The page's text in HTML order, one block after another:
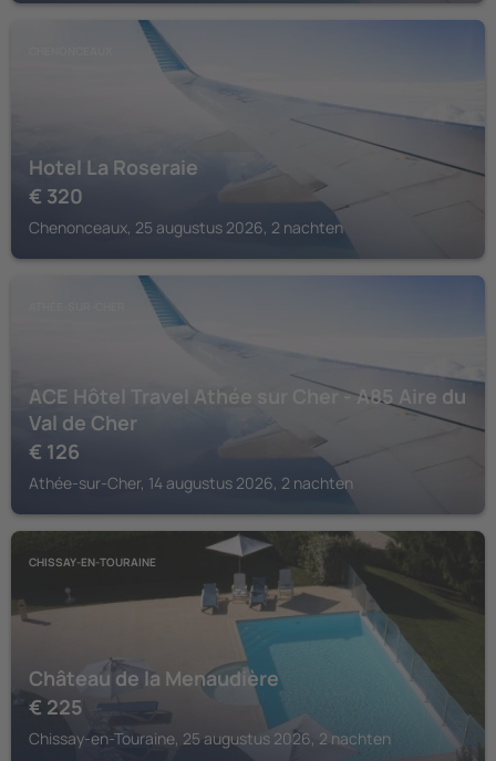
Hotel La Roseraie
€ 320
Chenonceaux, 25 augustus 2026, 2 nachten
ACE Hôtel Travel Athée sur Cher - A85 Aire du
Val de Cher
€ 126
Athée-sur-Cher, 14 augustus 2026, 2 nachten
CHISSAY-EN-TOURAINE
Château de la Menaudière
€ 225
Chissay-en-Touraine, 25 augustus 2026, 2 nachten